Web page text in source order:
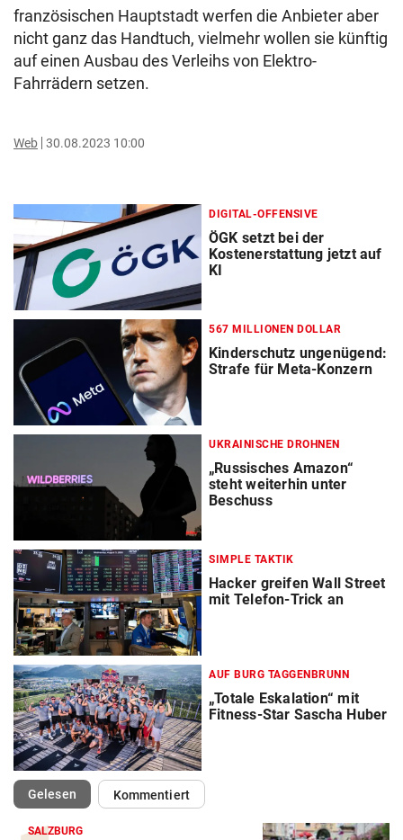
französischen Hauptstadt werfen die Anbieter aber
nicht ganz das Handtuch, vielmehr wollen sie künftig
auf einen Ausbau des Verleihs von Elektro-
Fahrrädern setzen.
Web 30.08.2023 10:00
DIGITAL-OFFENSIVE
ÖGK setzt bei der
Kostenerstattung jetzt auf
KI
567 MILLIONEN DOLLAR
Kinderschutz ungenügend:
Strafe für Meta-Konzern
UKRAINISCHE DROHNEN
„Russisches Amazon“
steht weiterhin unter
Beschuss
SIMPLE TAKTIK
Hacker greifen Wall Street
mit Telefon-Trick an
AUF BURG TAGGENBRUNN
„Totale Eskalation“ mit
Fitness-Star Sascha Huber
Gelesen(ausgewählt)Kommentiert
SALZBURG